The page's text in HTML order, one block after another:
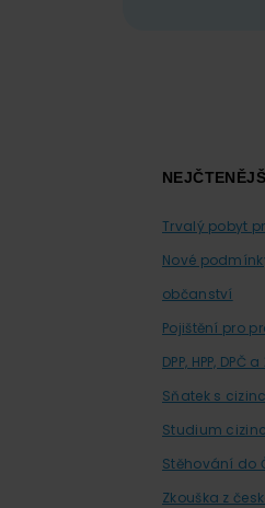
Trvalý pobyt
Nové
občanství
Pojištění pro
DPP, HPP, DPČ a
Sňatek s
Studium
Stěhování do
Zkouška z